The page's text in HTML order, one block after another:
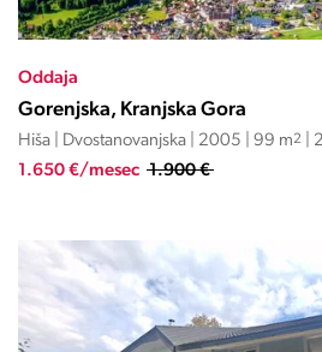
Oddaja
Gorenjska, Kranjska Gora
Hiša | Dvostanovanjska | 2005 | 99 m2 |
1.650 €/mesec 1.900 €